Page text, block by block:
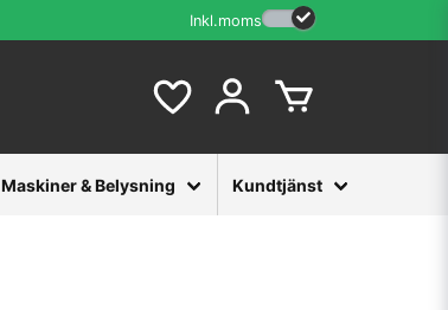
Inkl.moms
Maskiner & Belysning Kundtjänst